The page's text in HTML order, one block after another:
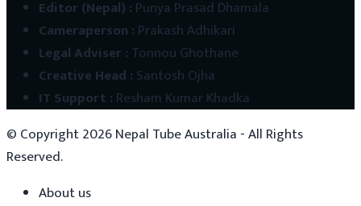
Editor (Nepal) : Punya Prasad Dhamala
Cameraperson : Prakash Adhikari
Legal Adviser: Tonnou Ghothane
Creative Head : Santosh Ojha
IT Support : Resham Kumar Khadka
© Copyright2026Nepal Tube Australia - All Rights
Reserved.
About us